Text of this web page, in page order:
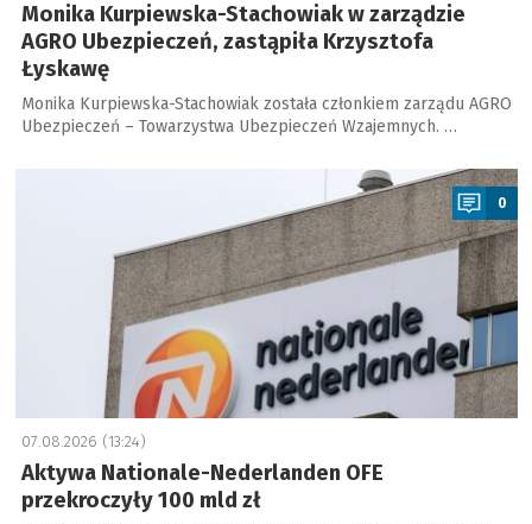
Monika Kurpiewska-Stachowiak w zarządzie
AGRO Ubezpieczeń, zastąpiła Krzysztofa
Łyskawę
Monika Kurpiewska-Stachowiak została członkiem zarządu AGRO
Ubezpieczeń – Towarzystwa Ubezpieczeń Wzajemnych. …
0
07.08.2026 (13:24)
Aktywa Nationale-Nederlanden OFE
przekroczyły 100 mld zł